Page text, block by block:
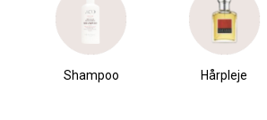
Shampoo Hårpleje